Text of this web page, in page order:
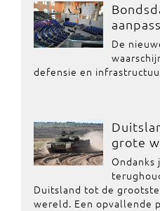
De
defensie en
grote
Duitsland tot de
wereld. Een opvallende